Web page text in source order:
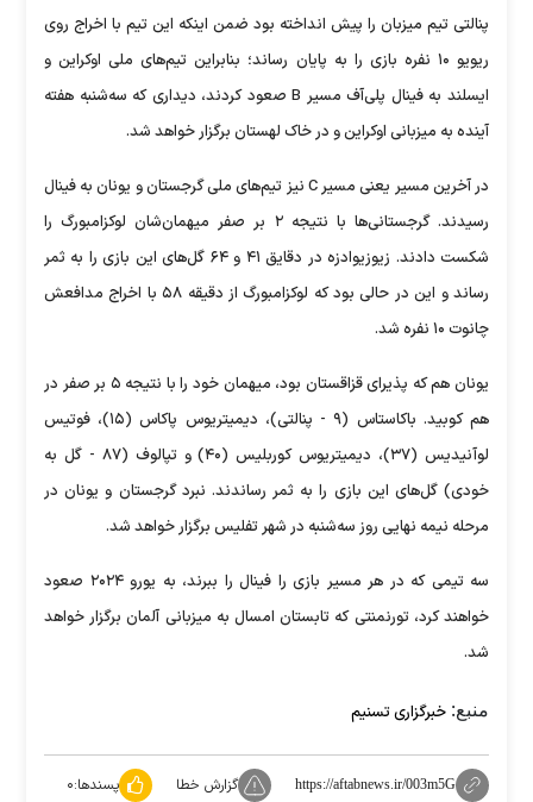
پنالتی تیم میزبان را پیش انداخته بود ضمن اینکه این تیم با اخراج روی
ریویو ۱۰ نفره بازی را به پایان رساند؛ بنابراین تیم‌های ملی اوکراین و
ایسلند به فینال پلی‌آف مسیر B صعود کردند، دیداری که سه‌شنبه هفته
آینده به میزبانی اوکراین و در خاک لهستان برگزار خواهد شد.
در آخرین مسیر یعنی مسیر C نیز تیم‌های ملی گرجستان و یونان به فینال
رسیدند. گرجستانی‌ها با نتیجه ۲ بر صفر میهمان‌شان لوکزامبورگ را
شکست دادند. زیوزیوادزه در دقایق ۴۱ و ۶۴ گل‌های این بازی را به ثمر
رساند و این در حالی بود که لوکزامبورگ از دقیقه ۵۸ با اخراج مدافعش
چانوت ۱۰ نفره شد.
یونان هم که پذیرای قزاقستان بود، میهمان خود را با نتیجه ۵ بر صفر در
هم کوبید. باکاستاس (۹ - پنالتی)، دیمیتریوس پاکاس (۱۵)، فوتیس
لوآنیدیس (۳۷)، دیمیتریوس کوربلیس (۴۰) و تپالوف (۸۷ - گل به
خودی) گل‌های این بازی را به ثمر رساندند. نبرد گرجستان و یونان در
مرحله نیمه نهایی روز سه‌شنبه در شهر تفلیس برگزار خواهد شد.
سه تیمی که در هر مسیر بازی را فینال را ببرند، به یورو ۲۰۲۴ صعود
خواهند کرد، تورنمنتی که تابستان امسال به میزبانی آلمان برگزار خواهد
شد.
منبع: خبرگزاری تسنیم
https://aftabnews.ir/003m5G گزارش خطا پسندها:۰